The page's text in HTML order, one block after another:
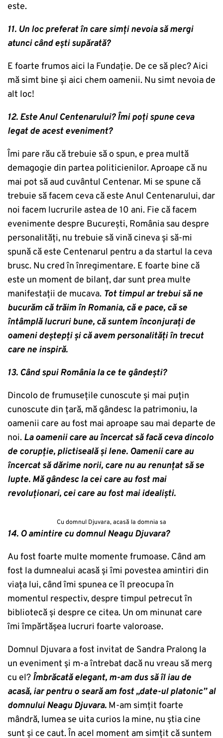
este.
11. Un loc preferat în care simți nevoia să mergi
atunci când ești supărată?
E foarte frumos aici la Fundație. De ce să plec? Aici
mă simt bine și aici chem oamenii. Nu simt nevoia de
alt loc!
12. Este Anul Centenarului? Îmi poți spune ceva
legat de acest eveniment?
Îmi pare rău că trebuie să o spun, e prea multă
demagogie din partea politicienilor. Aproape că nu
mai pot să aud cuvântul Centenar. Mi se spune că
trebuie să facem ceva că este Anul Centenarului, dar
noi facem lucrurile astea de 10 ani. Fie că facem
evenimente despre București, România sau despre
personalități, nu trebuie să vină cineva și să-mi
spună că este Centenarul pentru a da startul la ceva
brusc. Nu cred în înregimentare. E foarte bine că
este un moment de bilanț, dar sunt prea multe
manifestații de mucava. Tot timpul ar trebui să ne
bucurăm că trăim în Romania, că e pace, că se
întâmplă lucruri bune, că suntem înconjurați de
oameni deștepți și că avem personalități în trecut
care ne inspiră.
13. Când spui România la ce te gândești?
Dincolo de frumusețile cunoscute și mai puțin
cunoscute din țară, mă gândesc la patrimoniu, la
oamenii care au fost mai aproape sau mai departe de
noi. La oamenii care au încercat să facă ceva dincolo
de corupție, plictiseală și lene. Oamenii care au
încercat să dărime norii, care nu au renunțat să se
lupte. Mă gândesc la cei care au fost mai
revoluționari, cei care au fost mai idealiști.
Cu domnul Djuvara, acasă la domnia sa
14. O amintire cu domnul Neagu Djuvara?
Au fost foarte multe momente frumoase. Când am
fost la dumnealui acasă și îmi povestea amintiri din
viața lui, când îmi spunea ce îl preocupa în
momentul respectiv, despre timpul petrecut în
bibliotecă și despre ce citea. Un om minunat care
îmi împărtășea lucruri foarte valoroase.
Domnul Djuvara a fost invitat de Sandra Pralong la
un eveniment și m-a întrebat dacă nu vreau să merg
cu el? Îmbrăcată elegant, m-am dus să îl iau de
acasă, iar pentru o seară am fost „date-ul platonic” al
domnului Neagu Djuvara. M-am simțit foarte
mândră, lumea se uita curios la mine, nu știa cine
sunt și ce caut. În acel moment am simțit că suntem